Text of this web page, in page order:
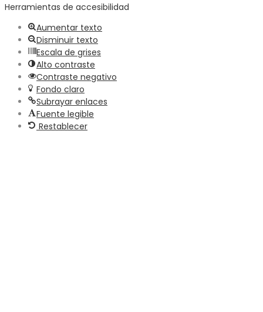
de
herramientas
Herramientas de accesibilidad
Aumentar texto
Disminuir texto
Escala de grises
Alto contraste
Contraste negativo
Fondo claro
Subrayar enlaces
Fuente legible
Restablecer